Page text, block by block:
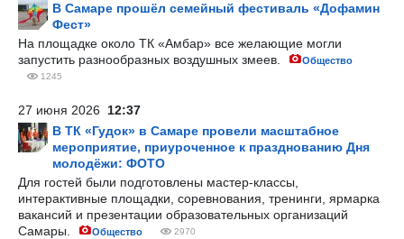
В Самаре прошёл семейный фестиваль «Дофамин
Фест»
На площадке около ТК «Амбар» все желающие могли
запустить разнообразных воздушных змеев.
Общество
1245
27 июня 2026 12:37
В ТК «Гудок» в Самаре провели масштабное
мероприятие, приуроченное к празднованию Дня
молодёжи: ФОТО
Для гостей были подготовлены мастер-классы,
интерактивные площадки, соревнования, тренинги, ярмарка
вакансий и презентации образовательных организаций
Самары.
Общество 2970